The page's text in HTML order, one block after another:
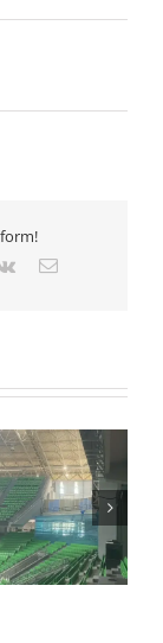
Vk
Ηλ.
Ενίσχυση ενός
οκταώροφου
ξενοδοχείου στη
Χαλκίδα